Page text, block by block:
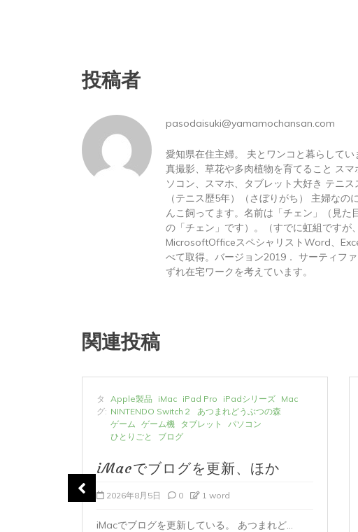
投稿者
pasodaisuki@yamamochansan.com
愛知県在住主婦。 夫とワンコと暮らして
真撮影、草花や多肉植物を育てること ス
ソコン、スマホ、タブレット大好き テニ
（テニス歴5年）（さぼりがち） 主婦な
んこ飼ってます。名前は「チェン」（見
の「チェン」です）。（すでに虹組ですが
MicrosoftOfficeスペシャリストWord、
べて取得。バージョン2019． サーティフ
ずれ在宅ワークを考えています。
関連投稿
タ
グ:
Apple製品 iMac iPad Pro iPadシリーズ Mac
NINTENDO Switch２
あつまれどうぶつの森
ゲーム ゲーム機 タブレット
パソコン
ひとりごと
ブログ
iMacでブログを更新、ほか
2026年8月5日 0 1 word
iMacでブログを更新している。 あつまれど...